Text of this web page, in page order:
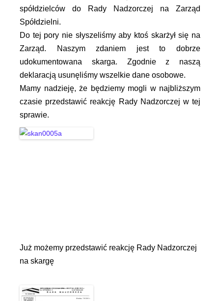
spółdzielców do Rady Nadzorczej na Zarząd
Spółdzielni.
Do tej pory nie słyszeliśmy aby ktoś skarżył się na
Zarząd. Naszym zdaniem jest to dobrze
udokumentowana skarga. Zgodnie z naszą
deklaracją usunęliśmy wszelkie dane osobowe.
Mamy nadzieję, że będziemy mogli w najbliższym
czasie przedstawić reakcję Rady Nadzorczej w tej
sprawie.
Już możemy przedstawić reakcję Rady Nadzorczej
na skargę